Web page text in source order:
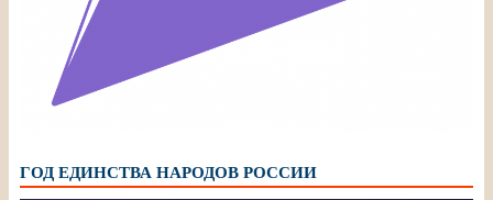
ГОД ЕДИНСТВА НАРОДОВ РОССИИ